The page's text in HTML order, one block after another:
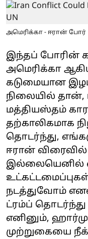
அமெரிக்கா - ஈரான் போர்
இந்தப் போரின்
அமெரிக்கா
கடுமையான
நிலையில்
மத்தியஸ்தம்
தற்காலிகமாக
தொடர்ந்து,
ஈரான்
நடத்துவோம்
ட்ரம்ப் தொடர்ந்து
எனினும்,
முற்றுகையை